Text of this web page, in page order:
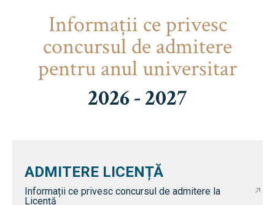
Informaţii ce privesc
concursul de admitere
pentru anul universitar
2026 - 2027
ADMITERE LICENȚĂ
Informații ce privesc concursul de admitere la
Licență